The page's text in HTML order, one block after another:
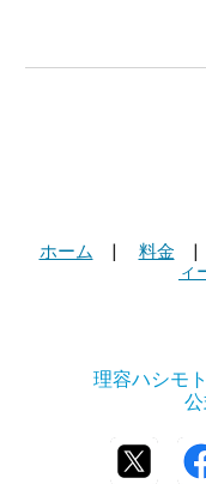
ホーム | 料金 |
ィ
理容ハシモ